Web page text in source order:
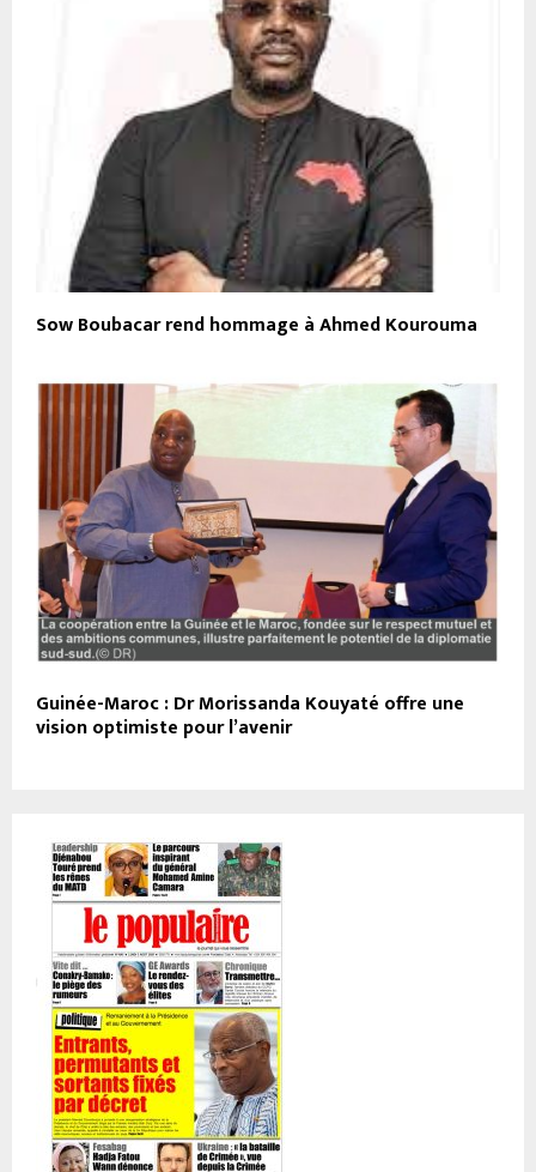
Sow Boubacar rend hommage à Ahmed Kourouma
Guinée-Maroc : Dr Morissanda Kouyaté offre une
vision optimiste pour l’avenir